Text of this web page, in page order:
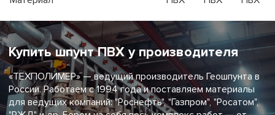
Купить шпунт ПВХ у производителя
«ТЕХПОЛИМЕР» — ведущий производитель Геошпунта в
России. Работаем с 1994 года и поставляем материалы
для ведущих компаний: "Роснефть", "Газпром", "Росатом",